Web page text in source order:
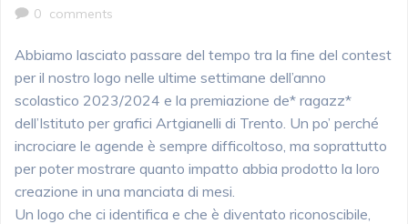
0 comments
Abbiamo lasciato passare del tempo tra la fine del contest
per il nostro logo nelle ultime settimane dell’anno
scolastico 2023/2024 e la premiazione de* ragazz*
dell’Istituto per grafici Artgianelli di Trento. Un po’ perché
incrociare le agende è sempre difficoltoso, ma soprattutto
per poter mostrare quanto impatto abbia prodotto la loro
creazione in una manciata di mesi.
Un logo che ci identifica e che è diventato riconoscibile,